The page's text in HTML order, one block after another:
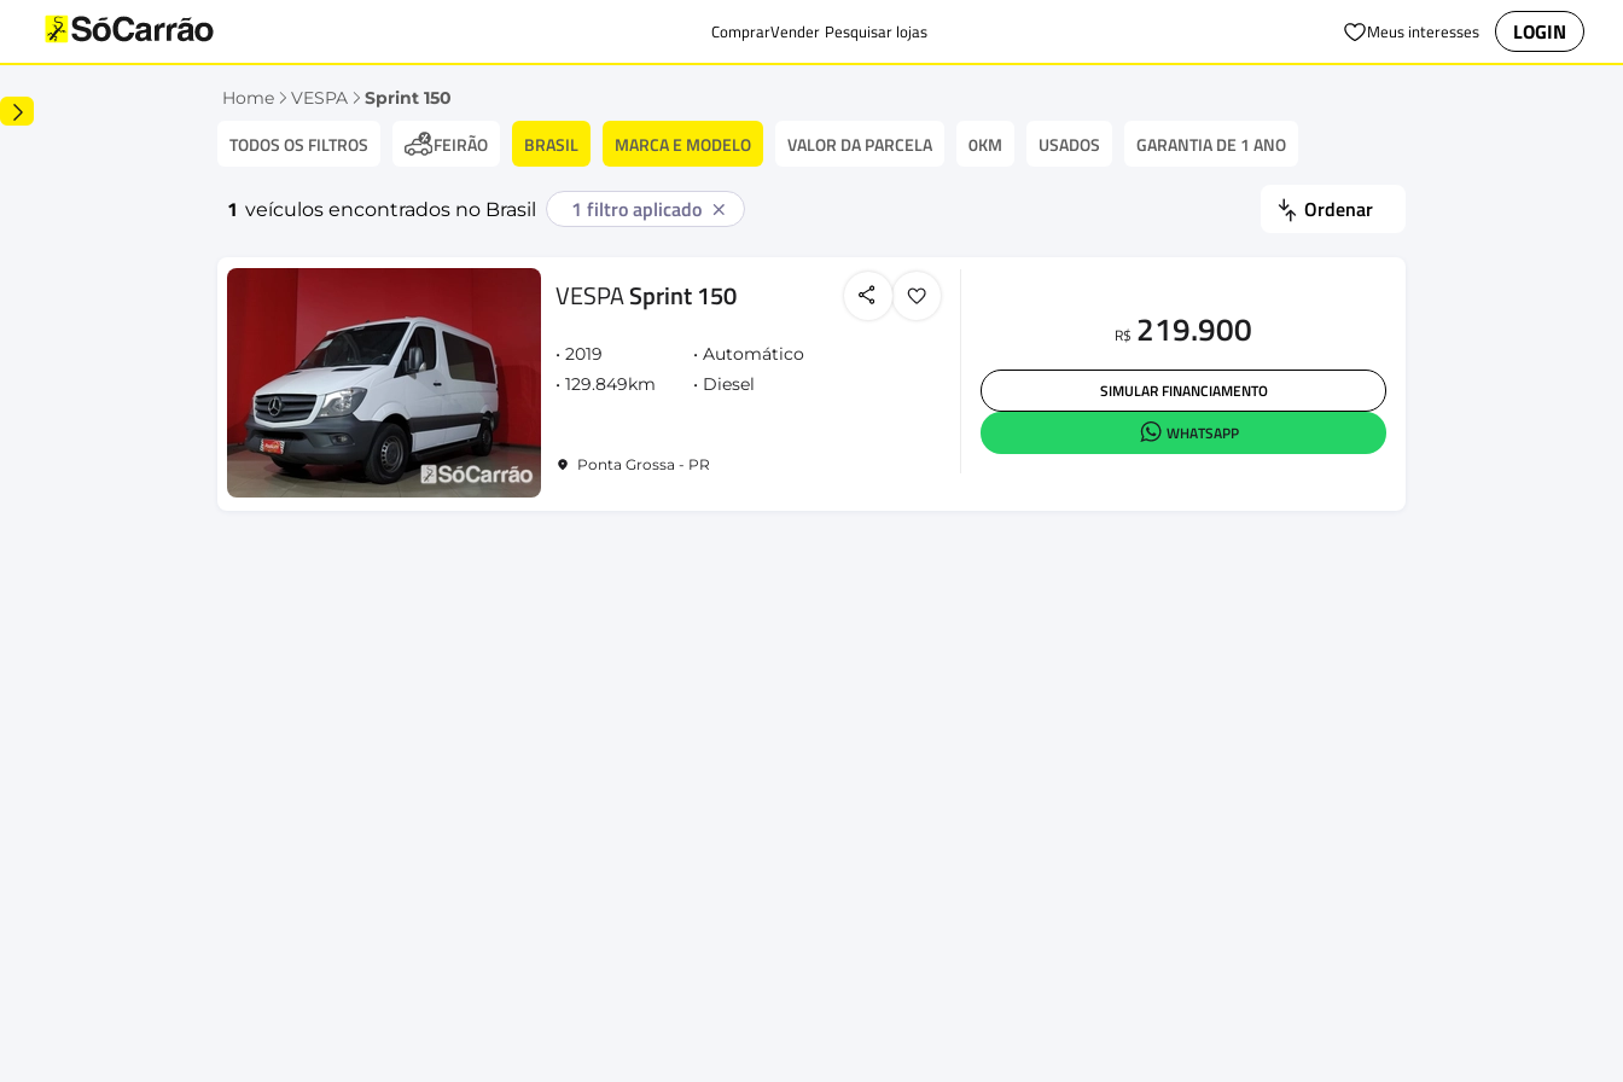
ComprarVender Pesquisar lojas Meus interesses LOGIN
Home VESPA Sprint 150
TODOS OS FILTROS FEIRÃO BRASIL MARCA E MODELO VALOR DA PARCELA 0KM USADOS GARANTIA DE 1 ANO
1 veículos encontrados no Brasil 1 filtro aplicado Ordenar
VESPASprint 150
2019
Automático
129.849km
Diesel
Ponta Grossa - PR
R$ 219.900
SIMULAR FINANCIAMENTO
WHATSAPP